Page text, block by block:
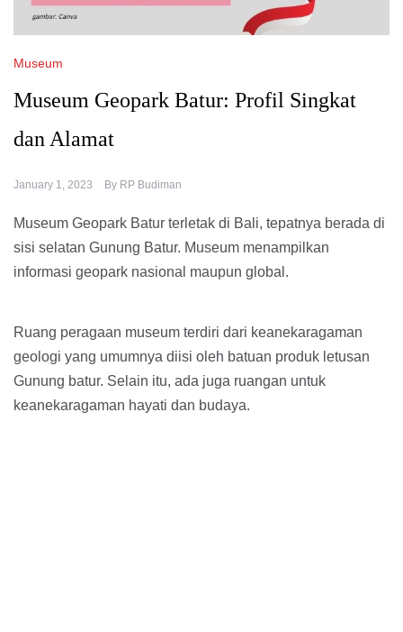
Museum
Museum Geopark Batur: Profil Singkat
dan Alamat
January 1, 2023 By RP Budiman
Museum Geopark Batur terletak di Bali, tepatnya berada di
sisi selatan Gunung Batur. Museum menampilkan
informasi geopark nasional maupun global.
Ruang peragaan museum terdiri dari keanekaragaman
geologi yang umumnya diisi oleh batuan produk letusan
Gunung batur. Selain itu, ada juga ruangan untuk
keanekaragaman hayati dan budaya.